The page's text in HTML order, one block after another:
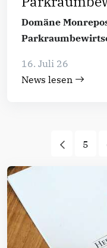
Domäne
16. Juli 26
News lesen
5